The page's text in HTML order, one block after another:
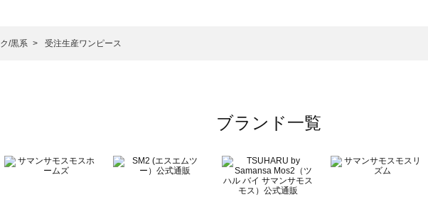
サモスモス ラーゴム）の一覧
ルー）の一覧
一覧
/黒系 受注生産ワンピース
ブランド一覧